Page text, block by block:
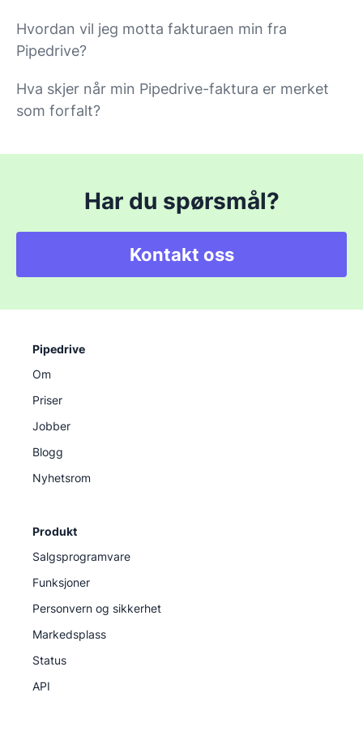
Hvordan vil jeg motta fakturaen min fra
Pipedrive?
Hva skjer når min Pipedrive-faktura er merket
som forfalt?
Har du spørsmål?
Kontakt oss
Pipedrive
Om
Priser
Jobber
Blogg
Nyhetsrom
Produkt
Salgsprogramvare
Funksjoner
Personvern og sikkerhet
Markedsplass
Status
API